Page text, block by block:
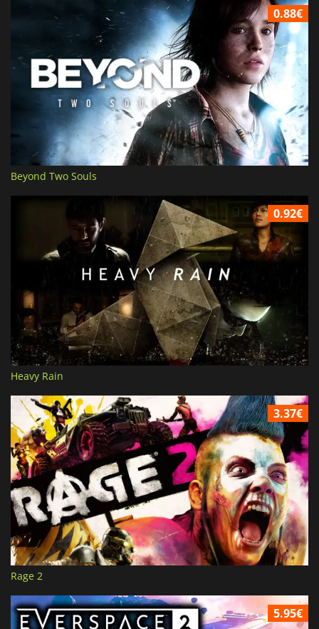
0.88€
Beyond Two Souls
0.92€
Heavy Rain
3.37€
Rage 2
5.95€